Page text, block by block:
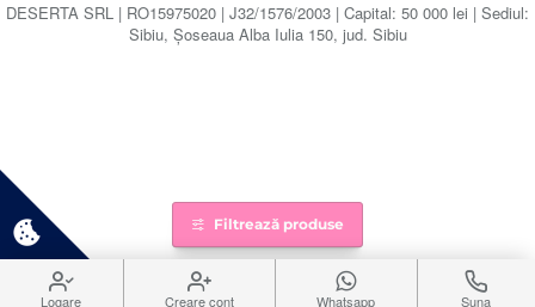
Logare Creare cont Whatsapp Suna
DESERTA SRL | RO15975020 | J32/1576/2003 | Capital: 50 000 lei | Sediul:
Sibiu, Șoseaua Alba Iulia 150, jud. Sibiu
Filtrează produse